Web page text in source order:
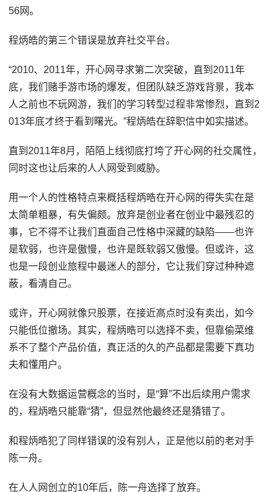
56网。
程炳皓的第三个错误是放弃社交平台。
“2010、2011年，开心网寻求第二次突破，直到2011年
底，我们赌手游市场的爆发，但团队缺乏游戏背景，我本
人之前也不玩网游，我们的学习转型过程非常惨烈，直到2
013年底才终于看到曙光。”程炳皓在辞职信中如实描述。
直到2011年8月，陌陌上线彻底打垮了开心网的社交属性，
同时这也让后来的人人网受到威胁。
用一个人的性格特点来概括程炳晧在开心网的得失实在是
太简单粗暴，有失偏颇。放弃是创业者在创业中最残忍的
事，它不得不让我们直面自己性格中深藏的缺陷――也许
是软弱，也许是傲慢，也许是既软弱又傲慢。但或许，这
也是一段创业旅程中最迷人的部分，它让我们穿过种种遮
蔽，看清自己。
或许，开心网就像只股票，在接近高点时没有卖出，如今
只能低位撤场。其实，程炳晧可以选择不卖，但靠偷菜维
系不了整个产品价值，真正活的久的产品都是需要下真功
夫和懂用户。
在没有大数据运营概念的当时，是“算”不出后续用户需求
的，程炳晧只能靠“猜”，但显然他最终还是猜错了。
和程炳晧犯了同样错误的没有别人，正是他以前的老对手
陈一舟。
在人人网创立的10年后，陈一舟选择了放弃。